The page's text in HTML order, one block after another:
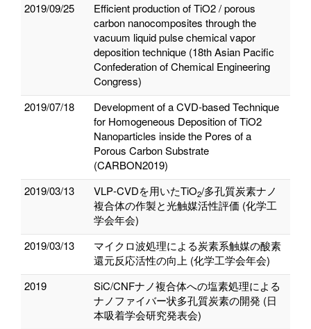
2019/09/25
Efficient production of TiO2 / porous
carbon nanocomposites through the
vacuum liquid pulse chemical vapor
deposition technique (18th Asian Pacific
Confederation of Chemical Engineering
Congress)
2019/07/18
Development of a CVD-based Technique
for Homogeneous Deposition of TiO2
Nanoparticles inside the Pores of a
Porous Carbon Substrate
(CARBON2019)
2019/03/13
VLP‐CVDを用いたTiO2/多孔質炭素ナノ
複合体の作製と光触媒活性評価 (化学工
学会年会)
2019/03/13
マイクロ波処理による炭素系触媒の酸素
還元反応活性の向上 (化学工学会年会)
2019
SiC/CNFナノ複合体への塩素処理による
ナノファイバー状多孔質炭素の開発 (日
本吸着学会研究発表会)